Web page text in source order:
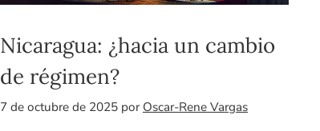
Nicaragua: ¿hacia un cambio
de régimen?
7 de octubre de 2025 por Oscar-Rene Vargas